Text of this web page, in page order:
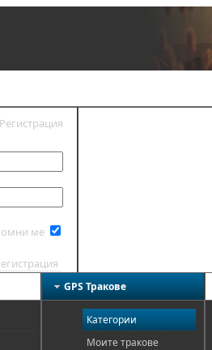
Регистрация
ме
GPS Тракове
Категории
Моите тракове